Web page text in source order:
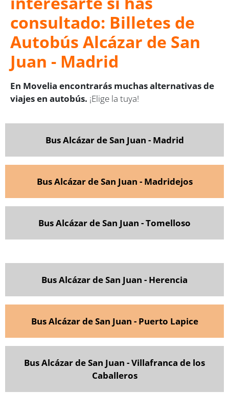
consultado: Billetes de
Autobús Alcázar de San
Juan - Madrid
En Movelia encontrarás muchas alternativas de
viajes en autobús. ¡Elige la tuya!
Bus Alcázar de San Juan - Madrid
Bus Alcázar de San Juan - Madridejos
Bus Alcázar de San Juan - Tomelloso
Bus Alcázar de San Juan - Herencia
Bus Alcázar de San Juan - Puerto Lapice
Bus Alcázar de San Juan - Villafranca de los
Caballeros